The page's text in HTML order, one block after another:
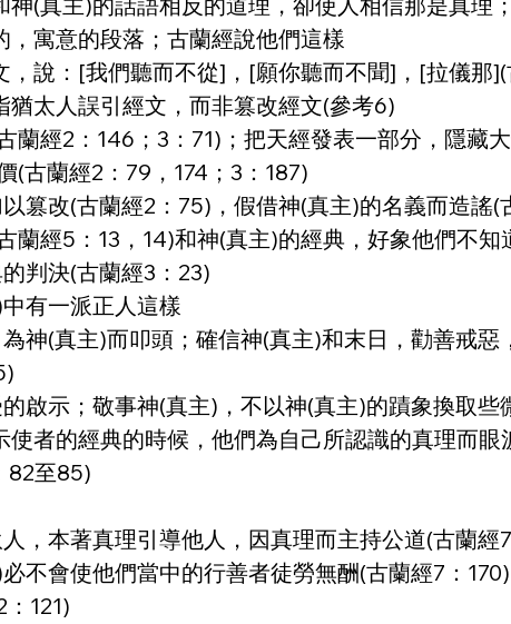
寓意的段落；古蘭經說他們這樣
，說：[我們聽而不從]，[願你聽而不聞]，[拉儀那
猶太人誤引經文，而非篡改經文(參考6)
蘭經2：146；3：71)；把天經發表一部分，隱藏
(古蘭經2：79，174；3：187)
篡改(古蘭經2：75)，假借神(真主)的名義而造謠(
蘭經5：13，14)和神(真主)的經典，好象他們不知
判決(古蘭經3：23)
有一派正人這樣
神(真主)而叩頭；確信神(真主)和末日，勸善戒
啟示；敬事神(真主)，不以神(真主)的蹟象換取些
者的經典的時候，他們為自己所認識的真理而
82至85)
，本著真理引導他人，因真理而主持公道(古蘭經
不會使他們當中的行善者徒勞無酬(古蘭經7：170)
121)